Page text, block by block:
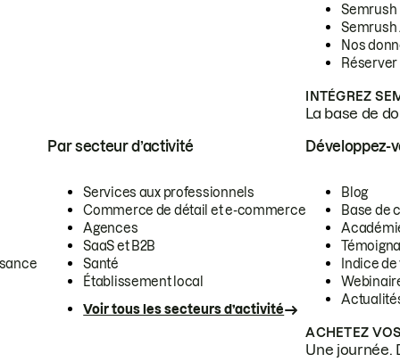
Semrush
Semrush
Nos
INTÉGREZ
La base de
Par secteur d’activité
Services aux professionnels
Commerce de détail et e-commerce
Agences
SaaS et B2B
Santé
Établissement local
Voir tous les secteurs d’activité
Développez-
Blog
Base de
Indice
ACHETEZ
Une journée.